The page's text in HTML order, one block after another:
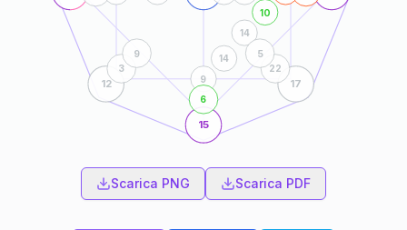
15
12 17
9
14
14
10
6
3
9
22
5
Scarica PNG Scarica PDF